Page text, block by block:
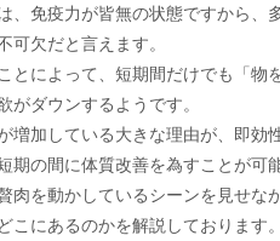
、免疫力が皆無の状態ですから
欠だと言えます。
とによって、短期間だけでも「
がダウンするようです。
増加している大きな理由が、即
の間に体質改善を為すことが可
肉を動かしているシーンを見せ
にあるのかを解説しております。